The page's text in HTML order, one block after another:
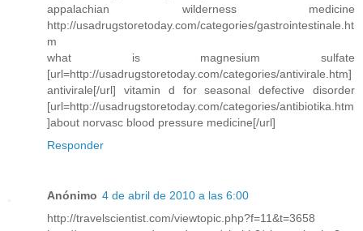
appalachian wilderness medicine
http://usadrugstoretoday.com/categories/gastrointestinale.ht
m
what is magnesium sulfate
[url=http://usadrugstoretoday.com/categories/antivirale.htm]
antivirale[/url] vitamin d for seasonal defective disorder
[url=http://usadrugstoretoday.com/categories/antibiotika.htm
]about norvasc blood pressure medicine[/url]
Responder
Anónimo 4 de abril de 2010 a las 6:00
http://travelscientist.com/viewtopic.php?f=11&t=3658